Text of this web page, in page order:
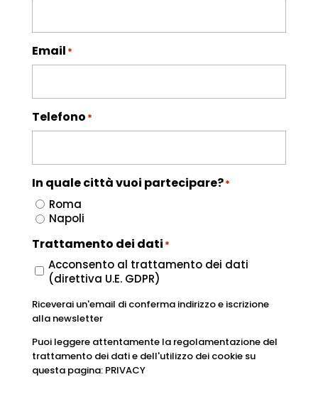
Email *
Telefono *
In quale città vuoi partecipare?*
Roma
Napoli
Trattamento dei dati *
Acconsento al trattamento dei dati
(direttiva U.E. GDPR)
Riceverai un'email di conferma indirizzo e iscrizione
alla newsletter
Puoi leggere attentamente la regolamentazione del
trattamento dei dati e dell'utilizzo dei cookie su
questa pagina: PRIVACY